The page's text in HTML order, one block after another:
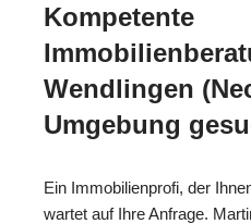
Kompetente
Wendlingen
Umgebung
Ein Immobilienprofi, der
wartet auf Ihre Anfrage.